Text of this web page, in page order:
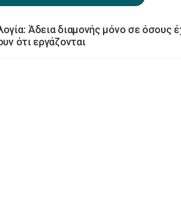
Άδεια διαμονής μόνο σε όσους
ότι εργάζονται